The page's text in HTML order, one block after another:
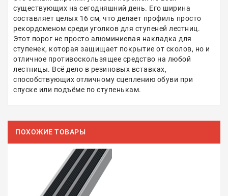
существующих на сегодняшний день. Его ширина
составляет целых 16 см, что делает профиль просто
рекордсменом среди уголков для ступеней лестниц.
Этот порог не просто алюминиевая накладка для
ступенек, которая защищает покрытие от сколов, но и
отличное противоскользящее средство на любой
лестницы. Всё дело в резиновых вставках,
способствующих отличному сцеплению обуви при
спуске или подъёме по ступенькам.
ПОХОЖИЕ ТОВАРЫ